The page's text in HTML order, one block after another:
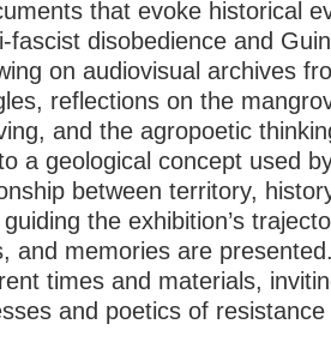
that evoke historical
fascist disobedience and
on audiovisual archives
reflections on the
and the agropoetic
a geological concept used
between territory,
the exhibition’s
and memories are
times and materials,
and poetics of